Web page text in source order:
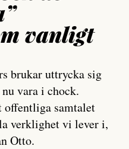
vanligt
brukar uttrycka sig
vara i chock.
offentliga samtalet
verklighet vi lever i,
Otto.